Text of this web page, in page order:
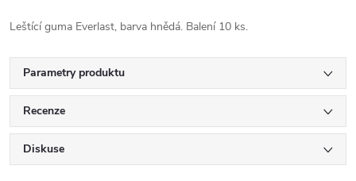
Leštící guma Everlast, barva hnědá. Balení 10 ks.
Parametry produktu
Recenze
Diskuse